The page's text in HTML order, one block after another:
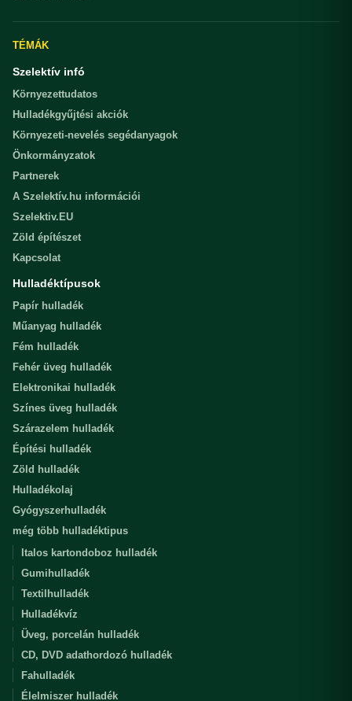
TÉMÁK
Szelektív infó
Környezettudatos
Hulladékgyűjtési akciók
Környezeti-nevelés segédanyagok
Önkormányzatok
Partnerek
A Szelektív.hu információi
Szelektiv.EU
Zöld építészet
Kapcsolat
Hulladéktípusok
Papír hulladék
Műanyag hulladék
Fém hulladék
Fehér üveg hulladék
Elektronikai hulladék
Színes üveg hulladék
Szárazelem hulladék
Építési hulladék
Zöld hulladék
Hulladékolaj
Gyógyszerhulladék
még több hulladéktipus
Italos kartondoboz hulladék
Gumihulladék
Textilhulladék
Hulladékvíz
Üveg, porcelán hulladék
CD, DVD adathordozó hulladék
Fahulladék
Élelmiszer hulladék